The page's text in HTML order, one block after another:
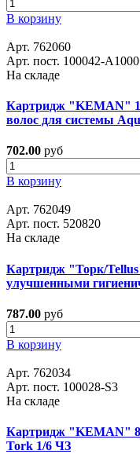
В корзину
Арт. 762060
Арт. пост. 100042-А1000
На складе
Картридж "KEMAN"
волос для системы
702.00 руб
В корзину
Арт. 762049
Арт. пост. 520820
На складе
Картридж "Торк/
улучшенными
787.00 руб
В корзину
Арт. 762034
Арт. пост. 100028-S3
На складе
Картридж "KEMAN"
Tork 1/6 ЧЗ